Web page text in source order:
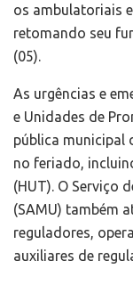
os ambulatoriais
retomando seu
(05).
As urgências e
e Unidades de
pública municipal
no feriado,
(HUT). O Serviço
(SAMU) também
reguladores,
auxiliares de